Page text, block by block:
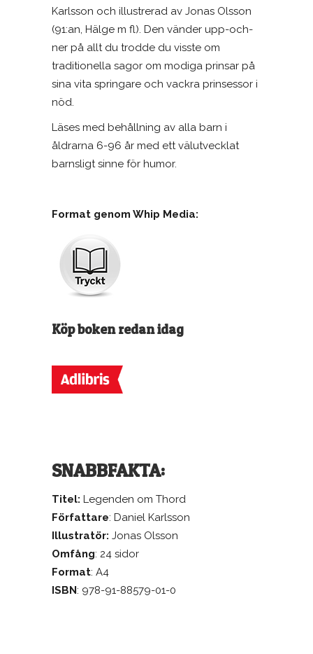
Karlsson och illustrerad av Jonas Olsson
(91:an, Hälge m fl). Den vänder upp-och-
ner på allt du trodde du visste om
traditionella sagor om modiga prinsar på
sina vita springare och vackra prinsessor i
nöd.
Läses med behållning av alla barn i
åldrarna 6-96 år med ett välutvecklat
barnsligt sinne för humor.
Format genom Whip Media:
Köp boken redan idag
SNABBFAKTA:
Titel: Legenden om Thord
Författare: Daniel Karlsson
Illustratör: Jonas Olsson
Omfång: 24 sidor
Format: A4
ISBN: 978-91-88579-01-0